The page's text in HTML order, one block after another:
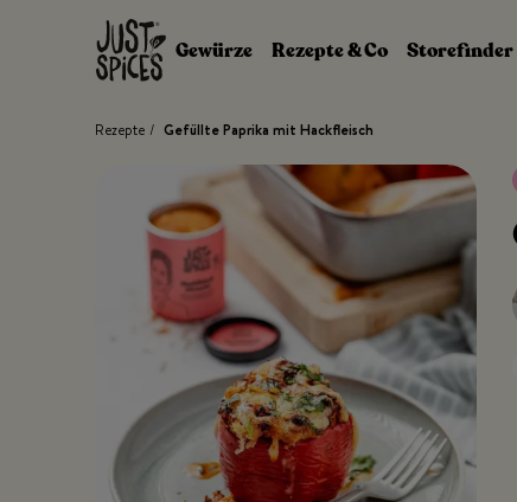
Zum Inhalt springen
Gewürze
Rezepte & Co Storefinder
Rezepte / Gefüllte Paprika mit Hackfleisch